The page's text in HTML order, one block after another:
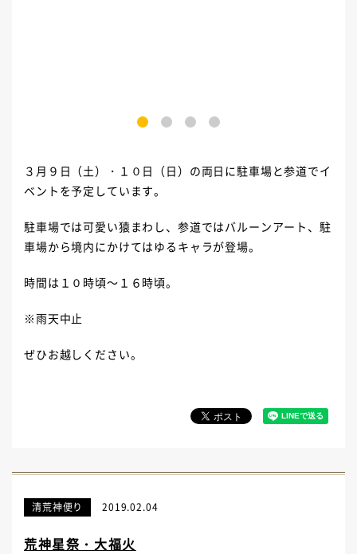
3 4
３月９日（土）・１０日（日）の両日に駐車場と参道でイ
ベントを予定しています。
駐車場では可愛い猿まわし、参道ではバルーンアート、駐
車場から境内にかけてはゆるキャラが登場。
時間は１０時頃～１６時頃。
※雨天中止
ぜひお越しください。
清荒神便り 2019.02.04
荒神星祭・大福火